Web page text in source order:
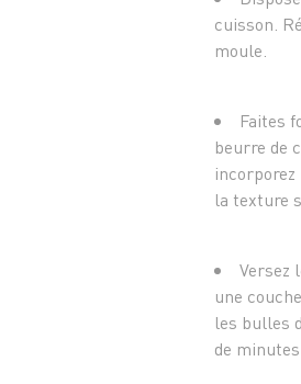
cuisson.
moule.
Faites
beurre de
la texture
Versez
une
les bulles
de minutes.